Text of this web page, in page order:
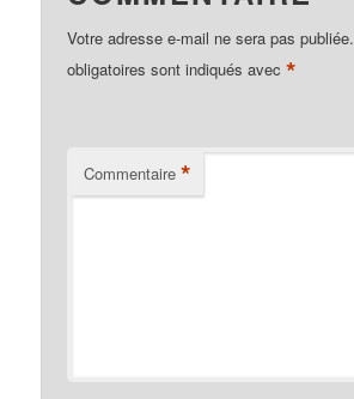
Votre adresse e-mail ne sera pas publiée.
obligatoires sont indiqués avec*
Commentaire *